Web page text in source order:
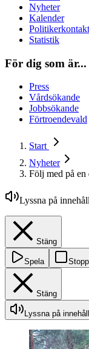
Nyheter
Kalender
Politikerkontakt
Statistik
För dig som är...
Press
Vårdsökande
Jobbsökande
Förtroendevald
Start
Nyheter
Följ med på
Lyssna på
Stäng
Spela
Stäng
Lyssna på